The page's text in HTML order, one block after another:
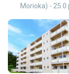
Morioka) - 25.0